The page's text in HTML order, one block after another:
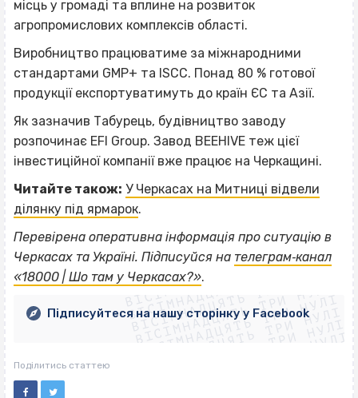
місць у громаді та вплине на розвиток
агропромислових комплексів області.
Виробництво працюватиме за міжнародними
стандартами GMP+ та ISCC. Понад 80 % готової
продукції експортуватимуть до країн ЄС та Азії.
Як зазначив Табурець, будівництво заводу
розпочинає EFI Group. Завод BEEHIVE теж цієї
інвестиційної компанії вже працює на Черкащині.
Читайте також: У Черкасах на Митниці відвели
ділянку під ярмарок.
Перевірена оперативна інформація про ситуацію в
Черкасах та Україні. Підписуйся на телеграм‐канал
«18000 | Шо там у Черкасах?».
ВІСІМНАДЦЯТЬ ТРИ НУЛІ
ВІСІМНАДЦЯТЬ ТРИ НУЛІ
ВІСІМНАДЦЯТЬ ТРИ НУЛІ
ВІСІМНАДЦЯТЬ ТРИ НУЛІ
ВІСІМНАДЦЯТЬ ТРИ НУЛІ
ВІСІМНАДЦЯТЬ ТРИ НУЛІ
ВІСІМНАДЦЯТЬ ТРИ НУЛІ
ВІСІМНАДЦЯТЬ ТРИ НУЛІ
Підписуйтеся на нашу сторінку у Facebook
Поділитись статтею